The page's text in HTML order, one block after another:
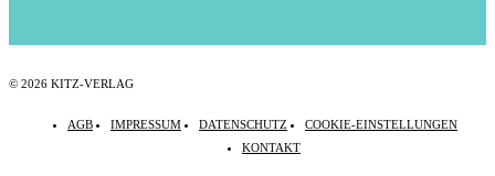
© 2026 KITZ-VERLAG
AGB IMPRESSUM DATENSCHUTZ
COOKIE-EINSTELLUNGEN
KONTAKT